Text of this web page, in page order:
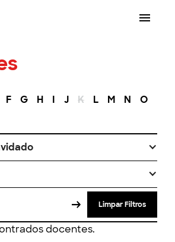
F G H I J K L M N O
Limpar Filtros
docentes.